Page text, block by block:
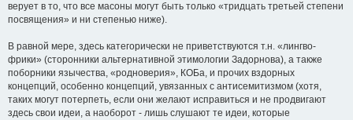
верует в то, что все масоны могут быть только «тридцать третьей степени
посвящения» и ни степенью ниже).
В равной мере, здесь категорически не приветствуются т.н. «лингво-
фрики» (сторонники альтернативной этимологии Задорнова), а также
поборники язычества, «родноверия», КОБа, и прочих вздорных
концепций, особенно концепций, увязанных с антисемитизмом (хотя,
таких могут потерпеть, если они желают исправиться и не продвигают
здесь свои идеи, а наоборот - лишь слушают те идеи, которые